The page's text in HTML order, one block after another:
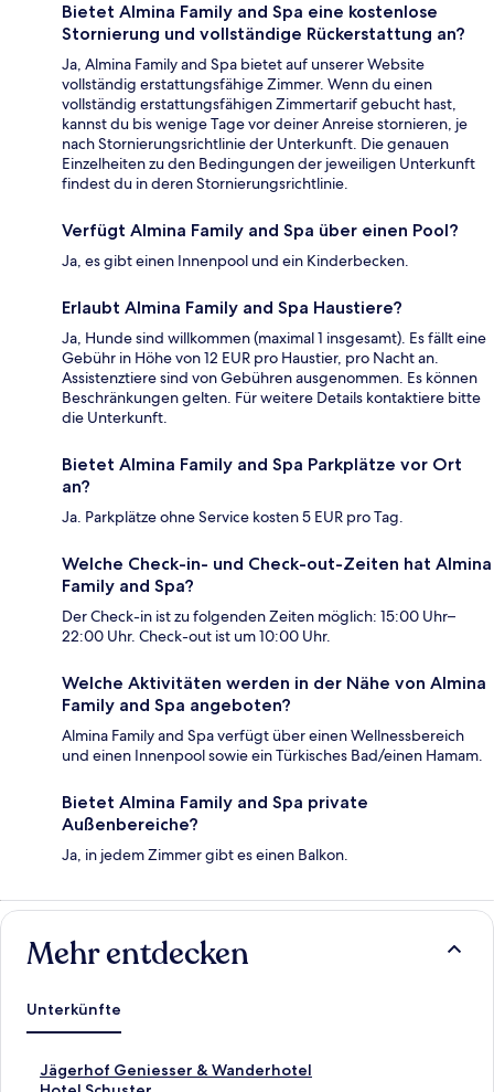
Bietet Almina Family and Spa eine kostenlose
Stornierung und vollständige Rückerstattung an?
Ja, Almina Family and Spa bietet auf unserer Website
vollständig erstattungsfähige Zimmer. Wenn du einen
vollständig erstattungsfähigen Zimmertarif gebucht hast,
kannst du bis wenige Tage vor deiner Anreise stornieren, je
nach Stornierungsrichtlinie der Unterkunft. Die genauen
Einzelheiten zu den Bedingungen der jeweiligen Unterkunft
findest du in deren Stornierungsrichtlinie.
Verfügt Almina Family and Spa über einen Pool?
Ja, es gibt einen Innenpool und ein Kinderbecken.
Erlaubt Almina Family and Spa Haustiere?
Ja, Hunde sind willkommen (maximal 1 insgesamt). Es fällt eine
Gebühr in Höhe von 12 EUR pro Haustier, pro Nacht an.
Assistenztiere sind von Gebühren ausgenommen. Es können
Beschränkungen gelten. Für weitere Details kontaktiere bitte
die Unterkunft.
Bietet Almina Family and Spa Parkplätze vor Ort
an?
Ja. Parkplätze ohne Service kosten 5 EUR pro Tag.
Welche Check-in- und Check-out-Zeiten hat Almina
Family and Spa?
Der Check-in ist zu folgenden Zeiten möglich: 15:00 Uhr–
22:00 Uhr. Check-out ist um 10:00 Uhr.
Welche Aktivitäten werden in der Nähe von Almina
Family and Spa angeboten?
Almina Family and Spa verfügt über einen Wellnessbereich
und einen Innenpool sowie ein Türkisches Bad/einen Hamam.
Bietet Almina Family and Spa private
Außenbereiche?
Ja, in jedem Zimmer gibt es einen Balkon.
Mehr entdecken
Unterkünfte
Jägerhof Geniesser & Wanderhotel
L